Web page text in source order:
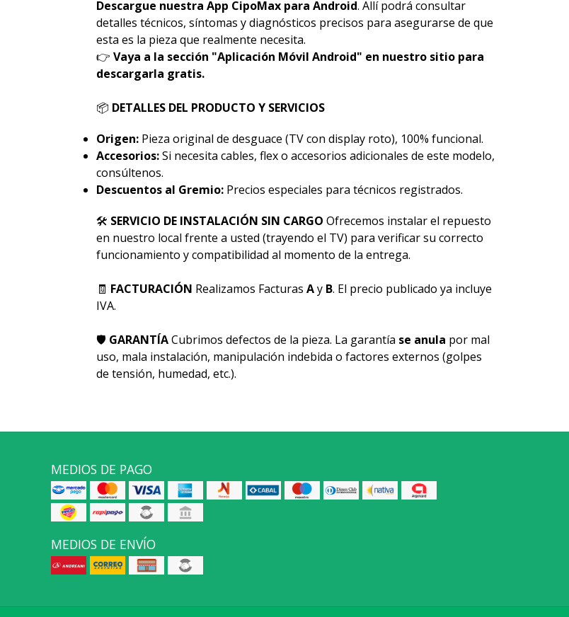
Descargue nuestra App CipoMax para Android. Allí podrá consultar
detalles técnicos, síntomas y diagnósticos precisos para asegurarse de que
esta es la pieza que realmente necesita.
👉 Vaya a la sección "Aplicación Móvil Android" en nuestro sitio para
descargarla gratis.
📦 DETALLES DEL PRODUCTO Y SERVICIOS
Origen:Pieza original de desguace (TV con display roto), 100% funcional.
Accesorios:Si necesita cables, flex o accesorios adicionales de este modelo,
consúltenos.
Descuentos al Gremio:Precios especiales para técnicos registrados.
🛠 SERVICIO DE INSTALACIÓN SIN CARGO Ofrecemos instalar el repuesto
en nuestro local frente a usted (trayendo el TV) para verificar su correcto
funcionamiento y compatibilidad al momento de la entrega.
🧾 FACTURACIÓN Realizamos Facturas Ay B. El precio publicado ya incluye
IVA.
🛡 GARANTÍACubrimos defectos de la pieza. La garantía se anula por mal
uso, mala instalación, manipulación indebida o factores externos (golpes
de tensión, humedad, etc.).
MEDIOS DE PAGO
MEDIOS DE ENVÍO